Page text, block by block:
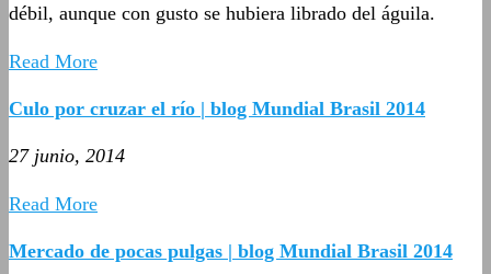
débil, aunque con gusto se hubiera librado del águila.
Read More
Culo por cruzar el río | blog Mundial Brasil 2014
27 junio, 2014
Read More
Mercado de pocas pulgas | blog Mundial Brasil 2014